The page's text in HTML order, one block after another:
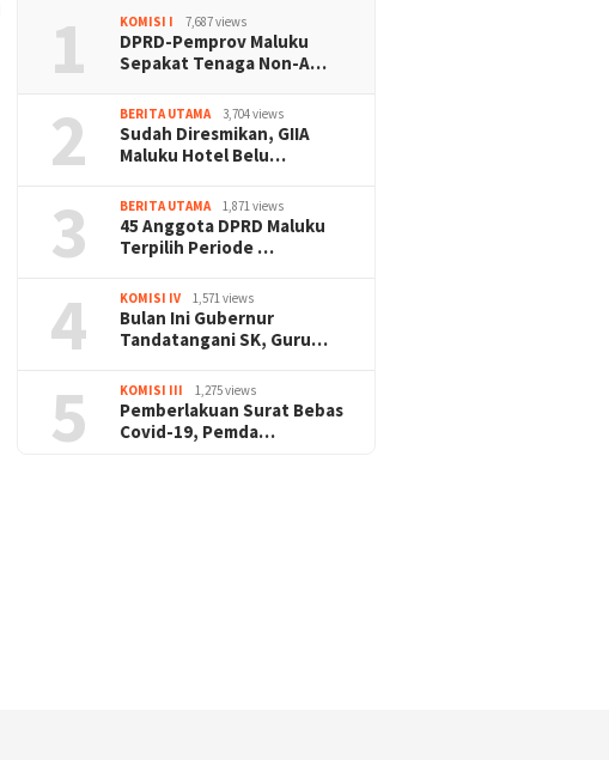
1 KOMISI I 7,687 views
DPRD-Pemprov Maluku
Sepakat Tenaga Non-A…
2 BERITA UTAMA 3,704 views
Sudah Diresmikan, GIIA
Maluku Hotel Belu…
3 BERITA UTAMA 1,871 views
45 Anggota DPRD Maluku
Terpilih Periode …
4 KOMISI IV 1,571 views
Bulan Ini Gubernur
Tandatangani SK, Guru…
5 KOMISI III 1,275 views
Pemberlakuan Surat Bebas
Covid-19, Pemda…